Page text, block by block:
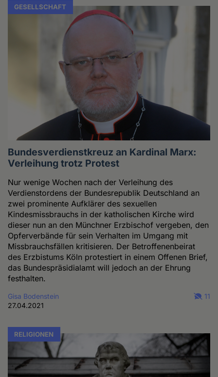
GESELLSCHAFT
Bundesverdienstkreuz an Kardinal Marx:
Verleihung trotz Protest
Nur wenige Wochen nach der Verleihung des
Verdienstordens der Bundesrepublik Deutschland an
zwei prominente Aufklärer des sexuellen
Kindesmissbrauchs in der katholischen Kirche wird
dieser nun an den Münchner Erzbischof vergeben, den
Opferverbände für sein Verhalten im Umgang mit
Missbrauchsfällen kritisieren. Der Betroffenenbeirat
des Erzbistums Köln protestiert in einem Offenen Brief,
das Bundespräsidialamt will jedoch an der Ehrung
festhalten.
Gisa Bodenstein
27.04.2021
11
RELIGIONEN